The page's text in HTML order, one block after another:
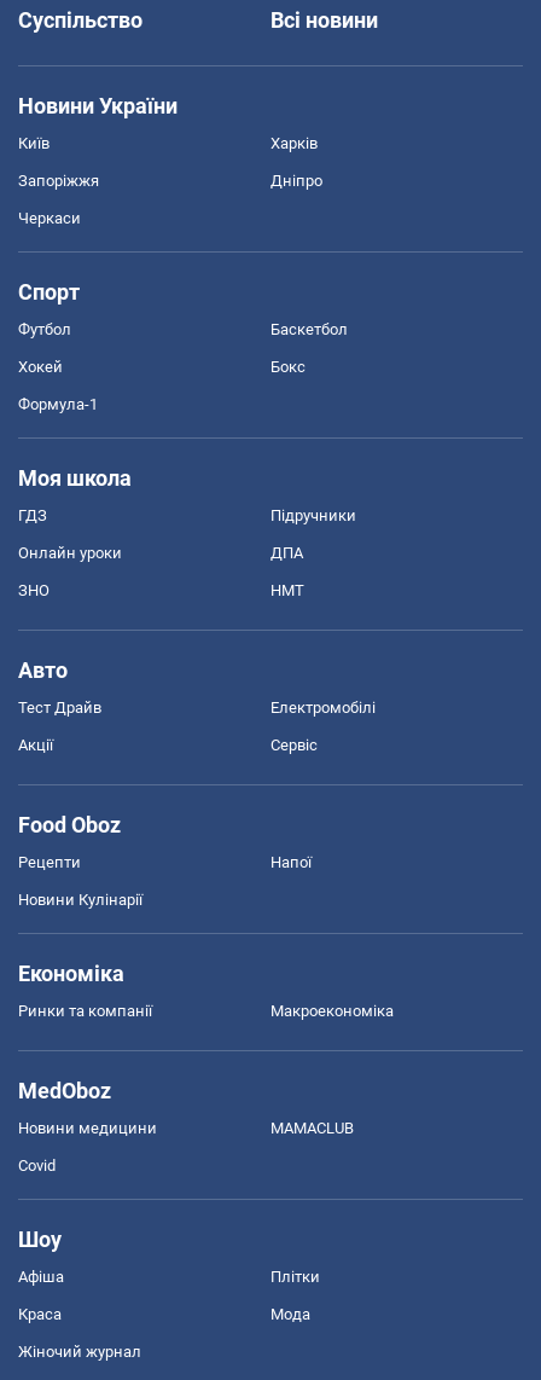
Суспільство
Всі новини
Новини України
Київ Харків
Запоріжжя Дніпро
Черкаси
Спорт
Футбол Баскетбол
Хокей Бокс
Формула-1
Моя школа
ГДЗ Підручники
Онлайн уроки ДПА
ЗНО НМТ
Авто
Тест Драйв Електромобілі
Акції Сервіс
Food Oboz
Рецепти Напої
Новини Кулінарії
Економіка
Ринки та компанії Макроекономіка
MedOboz
Новини медицини MAMACLUB
Covid
Шоу
Афіша Плітки
Краса Мода
Жіночий журнал